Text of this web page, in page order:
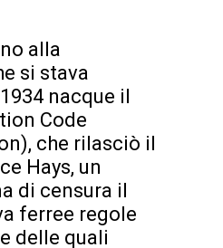
alla
si stava
nacque il
Code
che rilasciò il
Hays, un
di censura il
ferree regole
delle quali